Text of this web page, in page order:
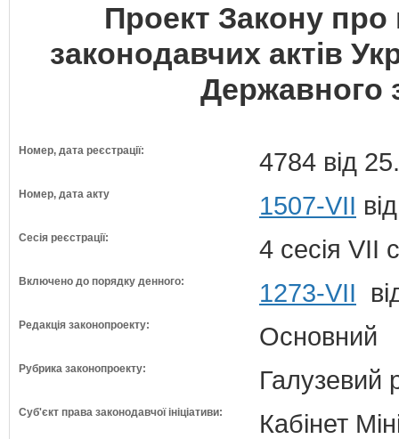
Проект Закону про
законодавчих актів
Державного
Номер, дата реєстрації: 4784 від
Номер, дата акту 1507-VII
Сесія реєстрації: 4 сесія VII
Включено до порядку денного: 1273-VII
Редакція законопроекту: Основний
Рубрика законопроекту: Галузевий
Суб'єкт права законодавчої ініціативи: Кабінет